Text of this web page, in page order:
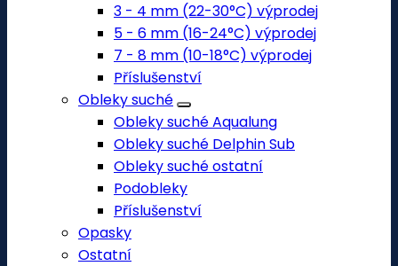
3 - 4 mm (22-30°C) výprodej
5 - 6 mm (16-24°C) výprodej
7 - 8 mm (10-18°C) výprodej
Příslušenství
Obleky suché
Obleky suché Aqualung
Obleky suché Delphin Sub
Obleky suché ostatní
Podobleky
Příslušenství
Opasky
Ostatní